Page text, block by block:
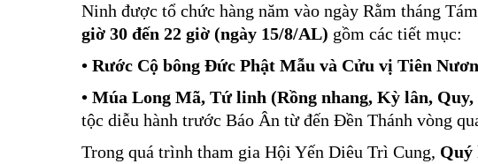
Ninh được tổ chức hàng năm vào ngày Rằm tháng
giờ 30 đến 22 giờ (ngày 15/8/AL) gồm các tiết mục:
• Rước Cộ bông Đức Phật Mẫu và Cửu vị Tiên
• Múa Long Mã, Tứ linh (Rồng nhang, Kỳ lân, Quy,
tộc diễu hành trước Báo Ân từ đến Đền Thánh vòng
Trong quá trình tham gia Hội Yến Diêu Trì Cung, Quý